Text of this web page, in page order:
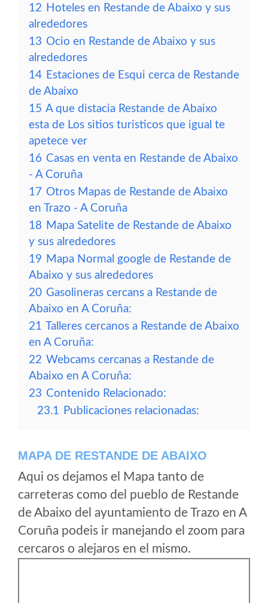
12 Hoteles en Restande de Abaixo y sus
alrededores
13 Ocio en Restande de Abaixo y sus
alrededores
14 Estaciones de Esqui cerca de Restande
de Abaixo
15 A que distacia Restande de Abaixo
esta de Los sitios turisticos que igual te
apetece ver
16 Casas en venta en Restande de Abaixo
- A Coruña
17 Otros Mapas de Restande de Abaixo
en Trazo - A Coruña
18 Mapa Satelite de Restande de Abaixo
y sus alrededores
19 Mapa Normal google de Restande de
Abaixo y sus alrededores
20 Gasolineras cercans a Restande de
Abaixo en A Coruña:
21 Talleres cercanos a Restande de Abaixo
en A Coruña:
22 Webcams cercanas a Restande de
Abaixo en A Coruña:
23 Contenido Relacionado:
23.1 Publicaciones relacionadas:
MAPA DE RESTANDE DE ABAIXO
Aqui os dejamos el Mapa tanto de
carreteras como del pueblo de Restande
de Abaixo del ayuntamiento de Trazo en A
Coruña podeis ir manejando el zoom para
cercaros o alejaros en el mismo.